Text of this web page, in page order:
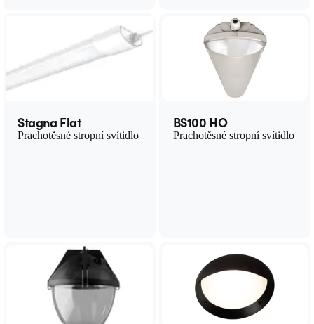
Stagna Flat
Prachotěsné stropní svítidlo
BS100 HO
Prachotěsné stropní svítidlo